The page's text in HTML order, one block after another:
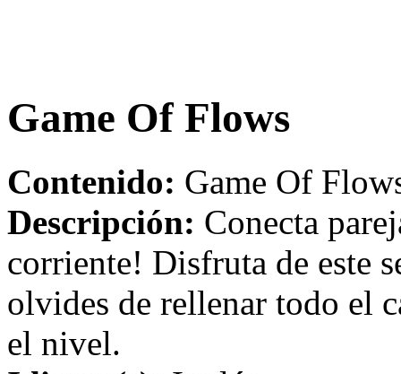
Game Of Flows
Contenido: Game Of
Descripción: Conecta
corriente! Disfruta de este
olvides de rellenar todo el
el nivel.